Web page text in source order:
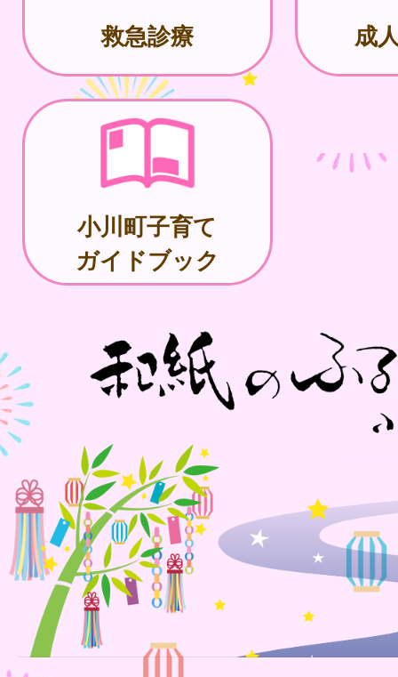
救急診療 成
小川町子育て
ガイドブック